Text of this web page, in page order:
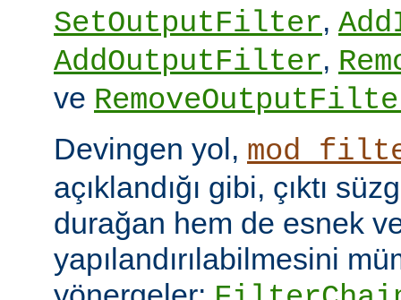
SetOutputFilter,
AddOutputFilter,
ve
Devingen yol,
açıklandığı gibi, çıktı
durağan hem de esnek
yapılandırılabilmesini